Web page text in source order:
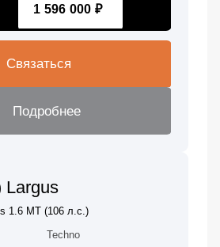
1 596 000 ₽
Связаться
Подробнее
Largus
1.6 MT (106 л.с.)
Techno